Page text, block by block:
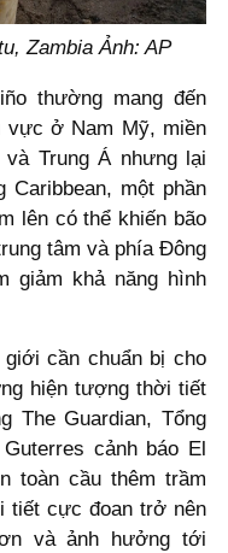
Zambia Ảnh: AP
thường mang đến
vực ở Nam Mỹ, miền
Trung Á nhưng lại
Caribbean, một phần
lên có thể khiến bão
tâm và phía Đông
giảm khả năng hình
cần chuẩn bị cho
hiện tượng thời tiết
The Guardian, Tổng
cảnh báo El
toàn cầu thêm trầm
tiết cực đoan trở nên
và ảnh hưởng tới